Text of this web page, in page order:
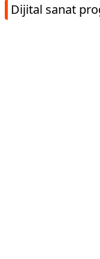
Dijital sanat